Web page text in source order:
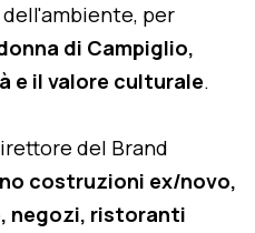
per
di Campiglio,
e il valore culturale.
del Brand
costruzioni ex/novo,
negozi, ristoranti